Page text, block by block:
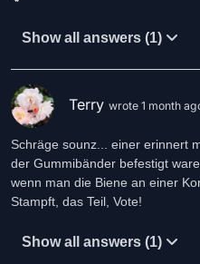
Show all answers (1)
Terry wrote 1 month
Schräge sounz... einer erinnert
der Gummibänder befestigt
wenn man die Biene an einer
Stampft, das Teil, Vote!
Show all answers (1)